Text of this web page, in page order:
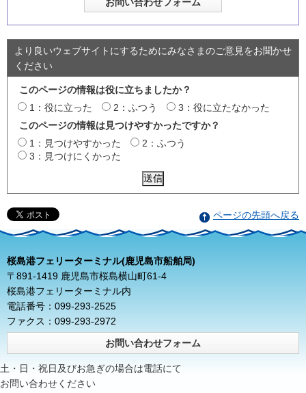
より良いウェブサイトにするためにみなさまのご意見をお聞かせ
ください
このページの情報は役に立ちましたか？
1：役に立った
2：ふつう
3：役に立たなかった
このページの情報は見つけやすかったですか？
1：見つけやすかった
2：ふつう
3：見つけにくかった
ページの先頭へ戻る
桜島港フェリーターミナル(鹿児島市船舶局)
〒891-1419 鹿児島市桜島横山町61-4
桜島港フェリーターミナル内
電話番号：099-293-2525
ファクス：099-293-2972
お問い合わせフォーム
土・日・祝日及びお急ぎの場合は電話にて
お問い合わせください